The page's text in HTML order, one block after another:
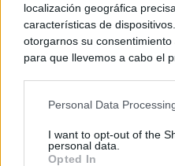
localización geográfica
características de
otorgarnos su
para que llevemos a cabo el
negar su consentimiento.
de su consentimiento, pero
rechazar tal procesamiento.
Personal Data
I want to opt-out of the
personal data.
Opted In